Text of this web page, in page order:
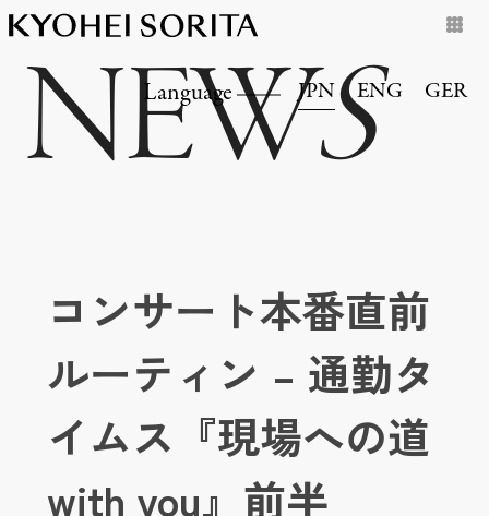
Language JPN ENG GER
NEWS
コンサート本番直前
ルーティン – 通勤タ
イムス『現場への道
with you』前半